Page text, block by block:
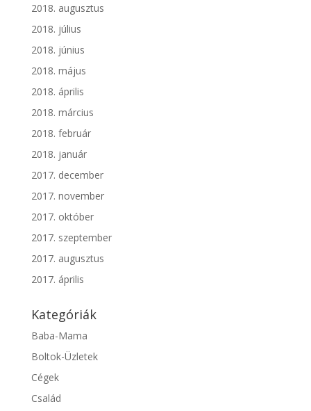
2018. augusztus
2018. július
2018. június
2018. május
2018. április
2018. március
2018. február
2018. január
2017. december
2017. november
2017. október
2017. szeptember
2017. augusztus
2017. április
Kategóriák
Baba-Mama
Boltok-Üzletek
Cégek
Család